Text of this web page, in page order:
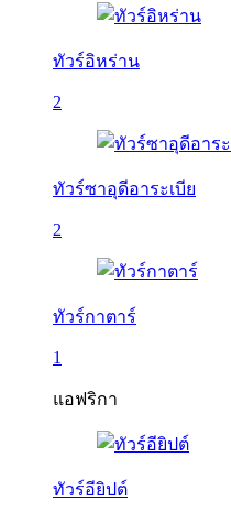
ทัวร์อิหร่าน
2
ทัวร์ซาอุดีอาระเบีย
2
ทัวร์กาตาร์
1
แอฟริกา
ทัวร์อียิปต์